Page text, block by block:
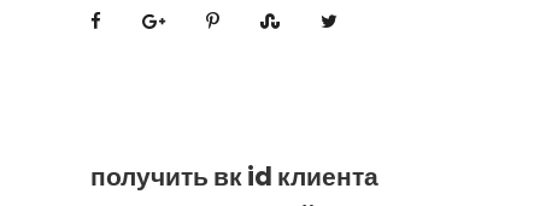
получить вк id клиента